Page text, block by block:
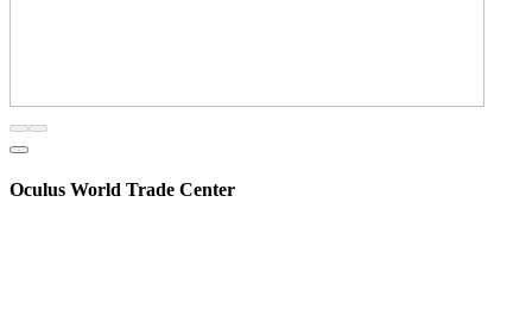
Oculus World Trade Center